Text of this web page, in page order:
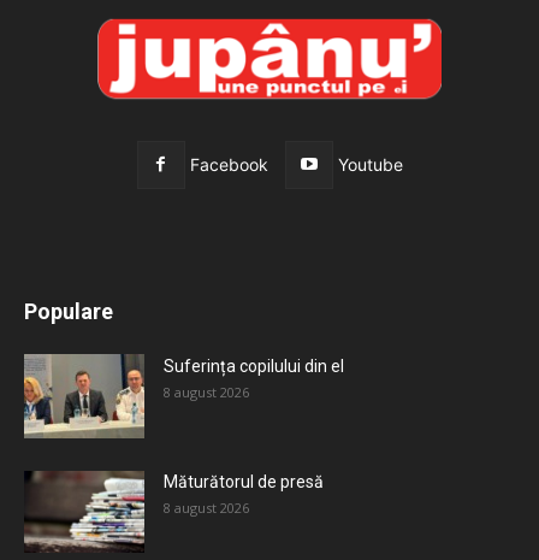
Facebook Youtube
Populare
Suferința copilului din el
8 august 2026
Măturătorul de presă
8 august 2026